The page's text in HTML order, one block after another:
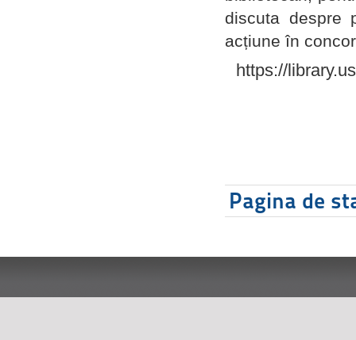
discuta despre
acțiune în
https://
Pagina de